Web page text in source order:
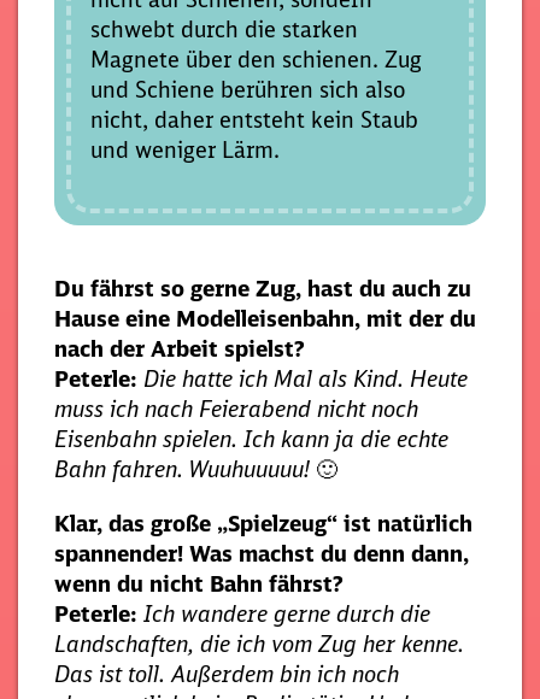
schwebt durch die starken
Magnete über den schienen. Zug
und Schiene berühren sich also
nicht, daher entsteht kein Staub
und weniger Lärm.
Du fährst so gerne Zug, hast du auch zu
Hause eine Modelleisenbahn, mit der du
nach der Arbeit spielst?
Peterle: Die hatte ich Mal als Kind. Heute
muss ich nach Feierabend nicht noch
Eisenbahn spielen. Ich kann ja die echte
Bahn fahren. Wuuhuuuuu! 🙂
Klar, das große „Spielzeug“ ist natürlich
spannender! Was machst du denn dann,
wenn du nicht Bahn fährst?
Peterle: Ich wandere gerne durch die
Landschaften, die ich vom Zug her kenne.
Das ist toll. Außerdem bin ich noch